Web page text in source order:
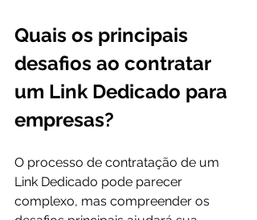
Quais os principais
desafios ao contratar
um Link Dedicado para
empresas?
O processo de contratação de um
Link Dedicado pode parecer
complexo, mas compreender os